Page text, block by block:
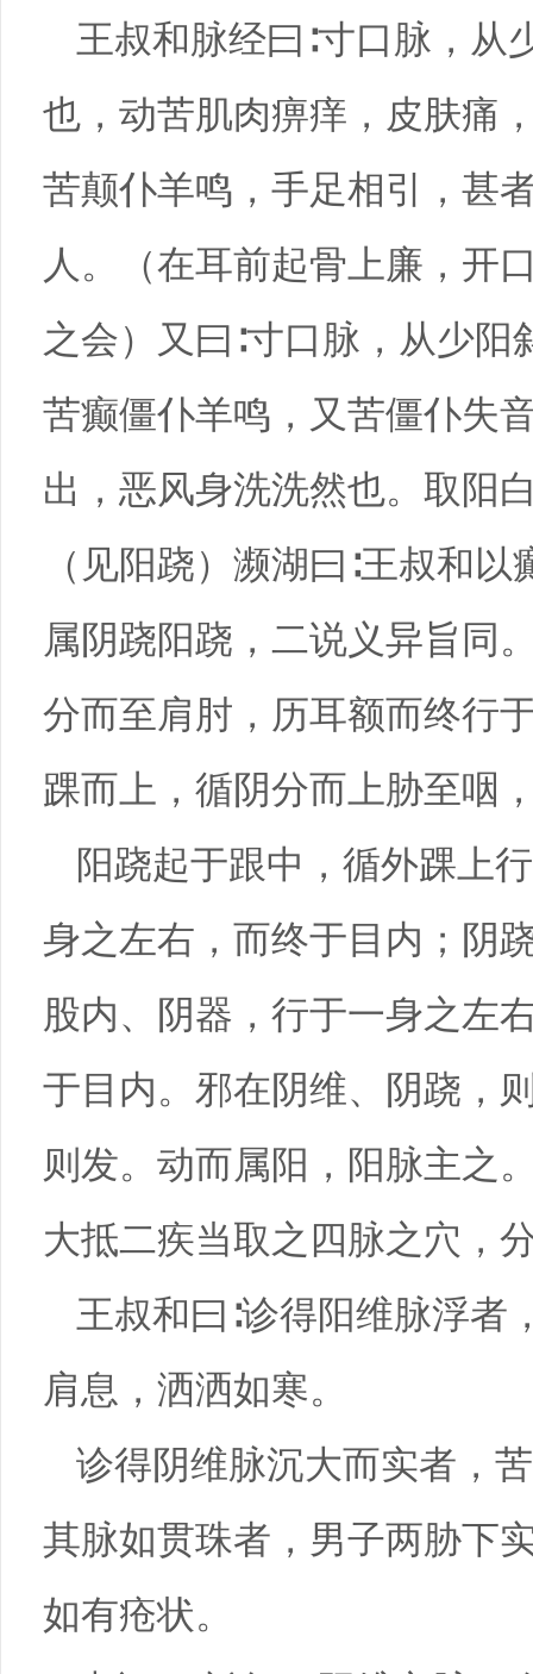
王叔和脉经曰∶寸口脉，从
也，动苦肌肉痹痒，皮肤痛
苦颠仆羊鸣，手足相引，甚
人。（在耳前起骨上廉，开
之会）又曰∶寸口脉，从少
苦癫僵仆羊鸣，又苦僵仆失
出，恶风身洗洗然也。取阳
（见阳跷）濒湖曰∶王叔和
属阴跷阳跷，二说义异旨同
分而至肩肘，历耳额而终行
踝而上，循阴分而上胁至咽
阳跷起于跟中，循外踝上
身之左右，而终于目内；阴
股内、阴器，行于一身之左
于目内。邪在阴维、阴跷，
则发。动而属阳，阳脉主之
大抵二疾当取之四脉之穴，
王叔和曰∶诊得阳维脉浮者
肩息，洒洒如寒。
诊得阴维脉沉大而实者，
其脉如贯珠者，男子两胁下
如有疮状。